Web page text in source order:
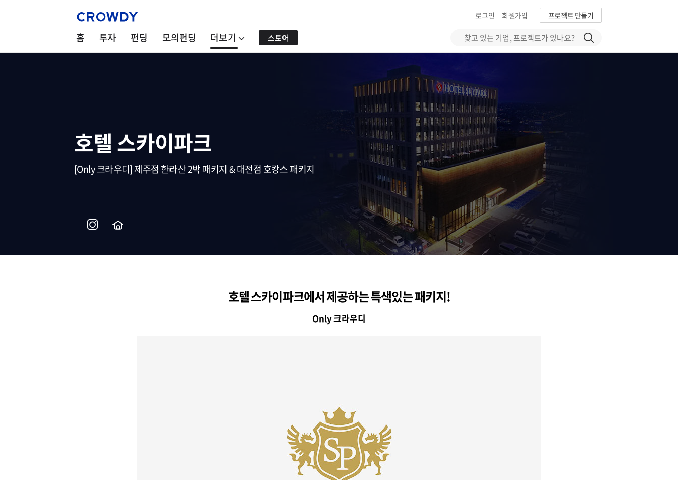
프로젝트 만들기
회원가입
|
로그인
홈 투자 펀딩 모의펀딩 더보기 스토어
호텔 스카이파크
[Only 크라우디] 제주점 한라산 2박 패키지 & 대전점 호캉스 패키지
호텔 스카이파크에서 제공하는 특색있는 패키지!
Only 크라우디